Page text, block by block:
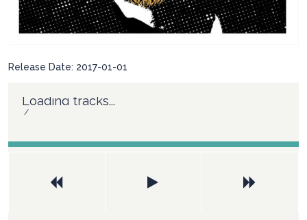
Release Date: 2017-01-01
Loading tracks...
/